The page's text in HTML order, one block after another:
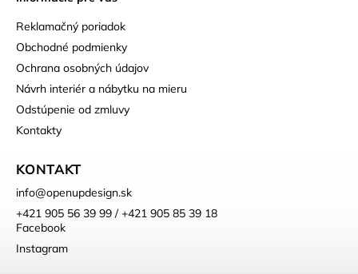
Reklamačný poriadok
Obchodné podmienky
Ochrana osobných údajov
Návrh interiér a nábytku na mieru
Odstúpenie od zmluvy
Kontakty
KONTAKT
info@openupdesign.sk
+421 905 56 39 99 / +421 905 85 39 18
Facebook
Instagram